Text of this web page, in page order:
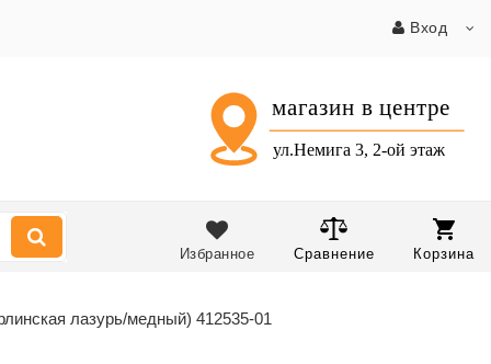
Вход
Корзина
Сравнение
Избранное
лазурь/медный) 412535-01